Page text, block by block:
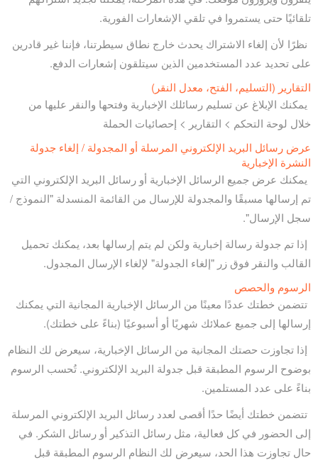
تلقائيًا حتى يستمروا في تلقي الإشعارات الفورية.
نظرًا لأن إلغاء الاشتراك يحدث خارج نطاق سيطرتنا، فإننا غير قادرين
على تحديد عدد المستخدمين الذين سيتلقون إشعارات الدفع.
التقارير (التسليم، الفتح، معدل النقر)
يمكنك الإبلاغ عن تسليم رسائلك الإخبارية وفتحها والنقر عليها من
خلال لوحة التحكم > التقارير > إحصائيات الحملة
عرض رسائل البريد الإلكتروني المرسلة أو المجدولة / إلغاء جدولة
النشرة الإخبارية
يمكنك عرض جميع الرسائل الإخبارية أو رسائل البريد الإلكتروني التي
تم إرسالها مسبقًا والمجدولة للإرسال من القائمة المنسدلة "النموذج /
سجل الإرسال".
إذا تم جدولة رسالة إخبارية ولكن لم يتم إرسالها بعد، يمكنك تحميل
القالب والنقر فوق زر "إلغاء الجدولة" لإلغاء الإرسال المجدول.
الرسوم والحصص
تتضمن خطتك عددًا معينًا من الرسائل الإخبارية المجانية التي يمكنك
إرسالها إلى جميع عملائك شهريًا أو أسبوعيًا (بناءً على خطتك).
إذا تجاوزت حصتك المجانية من الرسائل الإخبارية، سيعرض لك النظام
بوضوح الرسوم المطبقة قبل جدولة البريد الإلكتروني. تُحسب الرسوم
بناءً على عدد المستلمين.
تتضمن خطتك أيضًا حدًا أقصى لعدد رسائل البريد الإلكتروني المرسلة
إلى الحضور في كل فعالية، مثل رسائل التذكير أو رسائل الشكر. في
حال تجاوزت هذا الحد، سيعرض لك النظام الرسوم المطبقة قبل